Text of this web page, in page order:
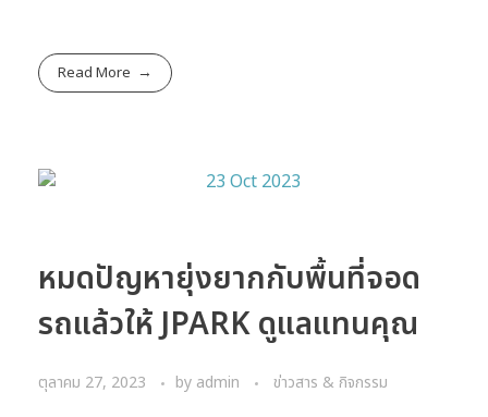
Read More
หมดปัญหายุ่งยากกับพื้นที่จอด
รถแล้วให้ JPARK ดูแลแทนคุณ
ตุลาคม 27, 2023 by admin ข่าวสาร & กิจกรรม